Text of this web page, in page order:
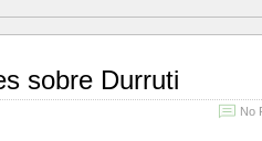
sobre Durruti
No